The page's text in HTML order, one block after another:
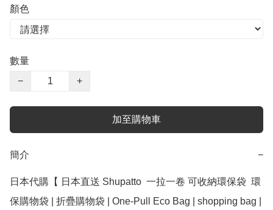
顏色
數量
−
+
加至購物車
簡介 −
日本代購【 日本﻿直送 Shupatto  一拉一卷 可收納環保袋  環
保購物袋 | 折疊購物袋 | One-Pull Eco Bag | shopping bag |